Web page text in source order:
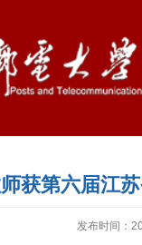
获第六届江
发布时间：